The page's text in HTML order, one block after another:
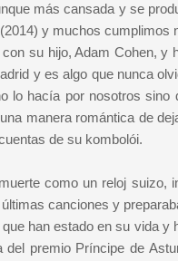
más cansada y se
y muchos
su hijo, Adam Cohen, y
y es algo que nunca
lo hacía por nosotros
manera romántica de
de su kombolói.
como un reloj suizo,
canciones y
han estado en su vida y
premio Príncipe de